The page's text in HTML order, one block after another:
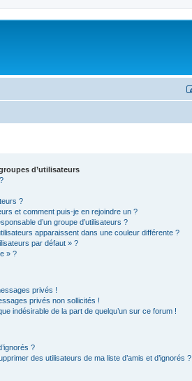
d’utilisateurs
?
et comment puis-je en rejoindre un ?
d’un groupe d’utilisateurs ?
apparaissent dans une couleur différente ?
par défaut » ?
» ?
privés !
privés non sollicités !
indésirable de la part de quelqu’un sur ce forum !
?
des utilisateurs de ma liste d’amis et d’ignorés ?